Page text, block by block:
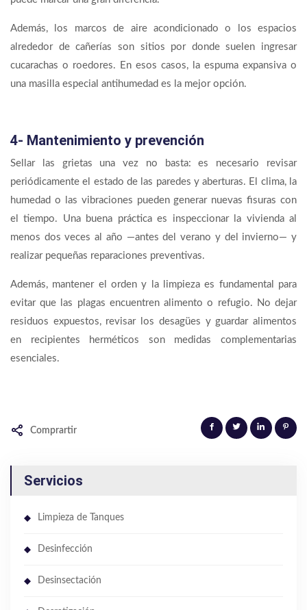
Además, los marcos de aire acondicionado o los espacios
alrededor de cañerías son sitios por donde suelen ingresar
cucarachas o roedores. En esos casos, la espuma expansiva o
una masilla especial antihumedad es la mejor opción.
4- Mantenimiento y prevención
Sellar las grietas una vez no basta: es necesario revisar
periódicamente el estado de las paredes y aberturas. El clima, la
humedad o las vibraciones pueden generar nuevas fisuras con
el tiempo. Una buena práctica es inspeccionar la vivienda al
menos dos veces al año —antes del verano y del invierno— y
realizar pequeñas reparaciones preventivas.
Además, mantener el orden y la limpieza es fundamental para
evitar que las plagas encuentren alimento o refugio. No dejar
residuos expuestos, revisar los desagües y guardar alimentos
en recipientes herméticos son medidas complementarias
esenciales.
Comprartir
Servicios
Limpieza de Tanques
Desinfección
Desinsectación